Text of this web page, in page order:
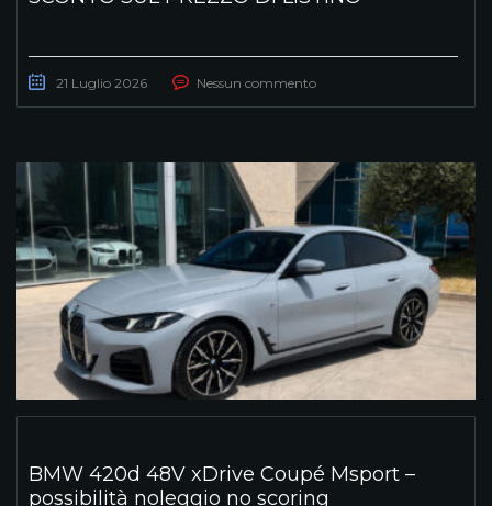
21 Luglio 2026 Nessun commento
BMW 420d 48V xDrive Coupé Msport –
possibilità noleggio no scoring